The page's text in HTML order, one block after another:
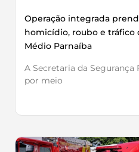
Operação integrada
homicídio, roubo e tráfico
Médio Parnaíba
A Secretaria da Segurança
por meio